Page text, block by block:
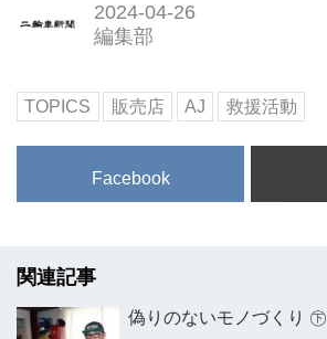
2024-04-26
編集部
TOPICS 販売店 AJ 救援活動
Facebook
関連記事
偽りのないモノづくり ㊦